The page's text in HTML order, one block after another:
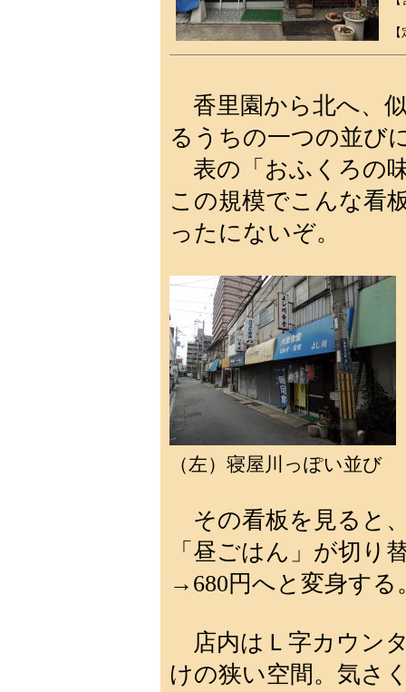
香里園から北へ、
るうちの一つの並び
表の「おふくろの
この規模でこんな看
ったにないぞ。
（左）寝屋川っぽい並
その看板を見ると
「昼ごはん」が切り
→680円へと変身する
店内はＬ字カウン
けの狭い空間。気さ